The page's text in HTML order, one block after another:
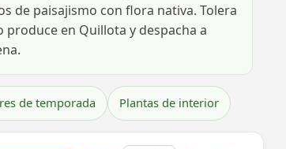
de paisajismo con flora nativa. Tolera
produce en Quillota y despacha a
de temporada Plantas de interior